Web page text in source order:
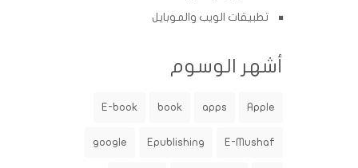
تطبيقات الويب والموبايل
أشهر الوسوم
Apple
apps
book
E-book
E-Mushaf
Epublishing
google